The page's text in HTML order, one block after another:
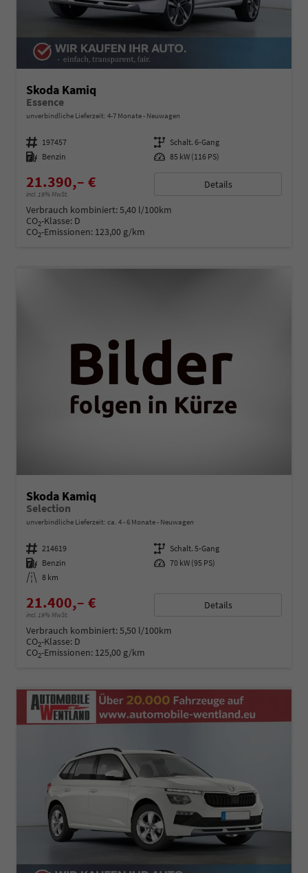
Skoda Kamiq
Essence
unverbindliche Lieferzeit: 4-7 Monate Neuwagen
Fahrzeugnummer 197457 Getriebe Schalt. 6-Gang
Kraftstoff Benzin Leistung 85 kW (116 PS)
21.390,– €
incl. 19% MwSt.
Details
Verbrauch kombiniert:5,40 l/100km
CO2-Klasse: D
CO2-Emissionen: 123,00 g/km
Skoda Kamiq
Selection
unverbindliche Lieferzeit: ca. 4 - 6 Monate Neuwagen
Fahrzeugnummer 214619 Getriebe Schalt. 5-Gang
Kraftstoff Benzin Leistung 70 kW (95 PS)
Kilometerstand 8 km
21.400,– €
incl. 19% MwSt.
Details
Verbrauch kombiniert:5,50 l/100km
CO2-Klasse: D
CO2-Emissionen: 125,00 g/km